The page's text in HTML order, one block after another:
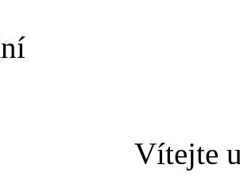
Vítejte